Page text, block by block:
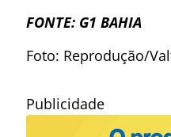
FONTE: G1 BAHIA
Foto: Reprodução/
Publicidade